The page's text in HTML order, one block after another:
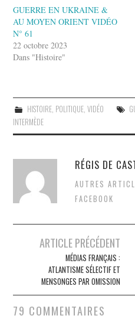
GUERRE EN UKRAINE &
AU MOYEN ORIENT VIDÉO
N° 61
22 octobre 2023
Dans "Histoire"
HISTOIRE, POLITIQUE, VIDÉO
INTERMÈDE
RÉGIS DE
AUTRES
FACEBOOK
navigation
ARTICLE PRÉCÉDENT
MÉDIAS FRANÇAIS :
ATLANTISME SÉLECTIF ET
MENSONGES PAR OMISSION
79 COMMENTAIRES